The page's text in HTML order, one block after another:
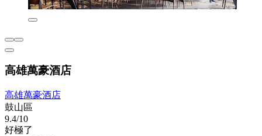
高雄萬豪酒店
高雄萬豪酒店
鼓山區
9.4/10
好極了